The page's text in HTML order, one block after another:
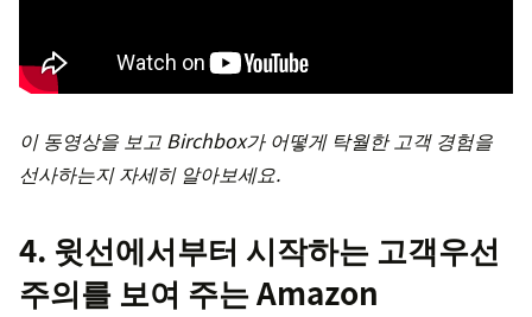
이 동영상을 보고 Birchbox가 어떻게 탁월한 고객 경험을
선사하는지 자세히 알아보세요.
4. 윗선에서부터 시작하는 고객우선
주의를 보여 주는 Amazon